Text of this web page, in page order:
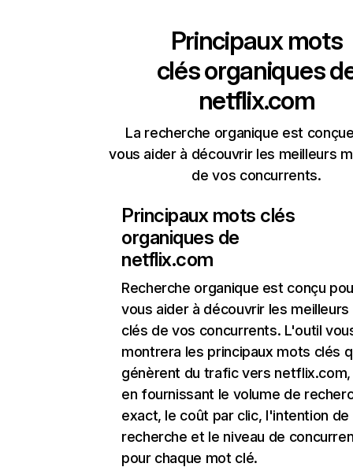
Principaux mots
clés organiques
netflix.com
La recherche organique est
vous aider à découvrir les meilleurs
de vos concurrents.
Principaux mots clés
organiques de
netflix.com
Recherche organique est conçu
vous aider à découvrir les
clés de vos concurrents. L'outil
montrera les principaux mots clés
génèrent du trafic vers
en fournissant le volume de
exact, le coût par clic, l'intention de
recherche et le niveau de
pour chaque mot clé.